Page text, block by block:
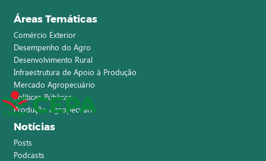
Áreas Temáticas
Comércio Exterior
Desempenho do Agro
Desenvolvimento Rural
Infraestrutura de Apoio à Produção
Mercado Agropecuário
Políticas Públicas
Produção Agropecuária
Notícias
Posts
Podcasts